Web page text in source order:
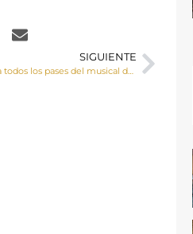
SIGUIENTE
Agotadas las entradas para todos los pases del musical de la vida del beato Carlo Acutis que se estrena este sábado